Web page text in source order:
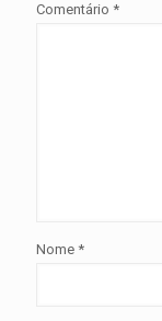
Comentário *
Nome *